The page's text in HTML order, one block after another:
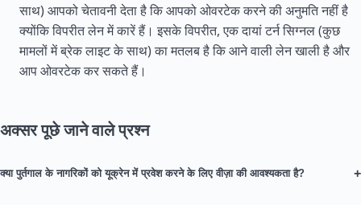
साथ) आपको चेतावनी देता है कि आपको ओवरटेक करने की अनुमति नहीं है
क्योंकि विपरीत लेन में कारें हैं। इसके विपरीत, एक दायां टर्न सिग्नल (कुछ
मामलों में ब्रेक लाइट के साथ) का मतलब है कि आने वाली लेन खाली है और
आप ओवरटेक कर सकते हैं।
अक्सर पूछे जाने वाले प्रश्न
क्या पुर्तगाल के नागरिकों को यूक्रेन में प्रवेश करने के लिए वीज़ा की आवश्यकता है? +